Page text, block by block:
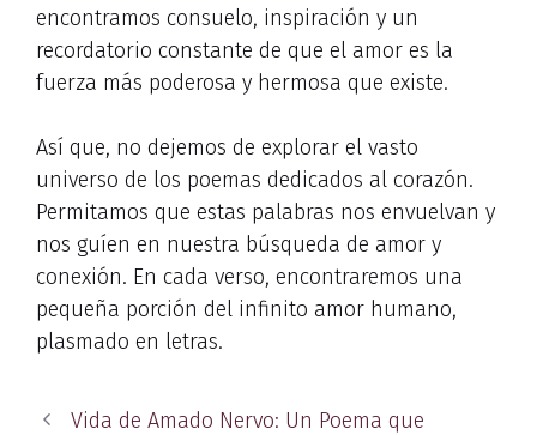
encontramos consuelo, inspiración y un
recordatorio constante de que el amor es la
fuerza más poderosa y hermosa que existe.
Así que, no dejemos de explorar el vasto
universo de los poemas dedicados al corazón.
Permitamos que estas palabras nos envuelvan y
nos guíen en nuestra búsqueda de amor y
conexión. En cada verso, encontraremos una
pequeña porción del infinito amor humano,
plasmado en letras.
Vida de Amado Nervo: Un Poema que